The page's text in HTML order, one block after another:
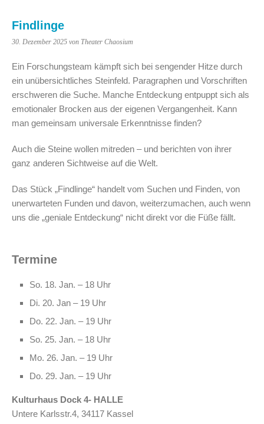
Findlinge
30. Dezember 2025 von Theater Chaosium
Ein Forschungsteam kämpft sich bei sengender Hitze durch
ein unübersichtliches Steinfeld. Paragraphen und Vorschriften
erschweren die Suche. Manche Entdeckung entpuppt sich als
emotionaler Brocken aus der eigenen Vergangenheit. Kann
man gemeinsam universale Erkenntnisse finden?
Auch die Steine wollen mitreden – und berichten von ihrer
ganz anderen Sichtweise auf die Welt.
Das Stück „Findlinge“ handelt vom Suchen und Finden, von
unerwarteten Funden und davon, weiterzumachen, auch wenn
uns die „geniale Entdeckung“ nicht direkt vor die Füße fällt.
Termine
So. 18. Jan. – 18 Uhr
Di. 20. Jan – 19 Uhr
Do. 22. Jan. – 19 Uhr
So. 25. Jan. – 18 Uhr
Mo. 26. Jan. – 19 Uhr
Do. 29. Jan. – 19 Uhr
Kulturhaus Dock 4- HALLE
Untere Karlsstr.4, 34117 Kassel